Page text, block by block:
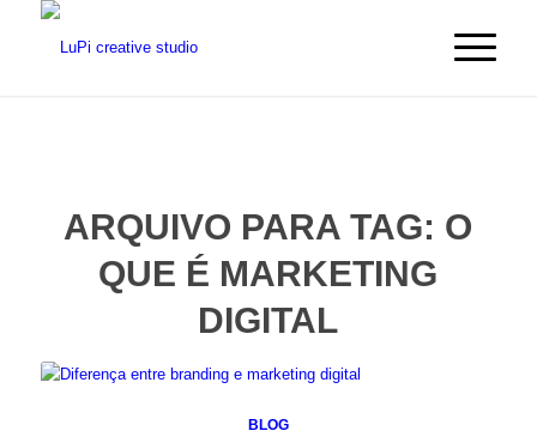
ARQUIVO PARA TAG: O
QUE É MARKETING
DIGITAL
BLOG